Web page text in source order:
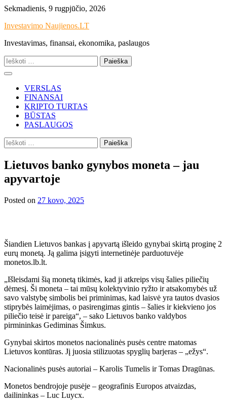
Skip
content
Sekmadienis, 9 rugpjūčio, 2026
Investavimo Naujienos.LT
Investavimas, finansai, ekonomika, paslaugos
Ieškoti:
VERSLAS
FINANSAI
KRIPTO TURTAS
BŪSTAS
PASLAUGOS
Ieškoti:
Lietuvos banko gynybos moneta – jau
apyvartoje
Posted on 27 kovo, 2025
Šiandien Lietuvos bankas į apyvartą išleido gynybai skirtą proginę 2
eurų monetą. Ją galima įsigyti internetinėje parduotuvėje
monetos.lb.lt.
„Išleisdami šią monetą tikimės, kad ji atkreips visų šalies piliečių
dėmesį. Ši moneta – tai mūsų kolektyvinio ryžto ir atsakomybės už
savo valstybę simbolis bei priminimas, kad laisvė yra tautos dvasios
stiprybės laimėjimas, o pasirengimas gintis – šalies ir kiekvieno jos
piliečio teisė ir pareiga“, – sako Lietuvos banko valdybos
pirmininkas Gediminas Šimkus.
Gynybai skirtos monetos nacionalinės pusės centre matomas
Lietuvos kontūras. Jį juosia stilizuotas spyglių barjeras – „ežys“.
Nacionalinės pusės autoriai – Karolis Tumelis ir Tomas Dragūnas.
Monetos bendrojoje pusėje – geografinis Europos atvaizdas,
dailininkas – Luc Luycx.